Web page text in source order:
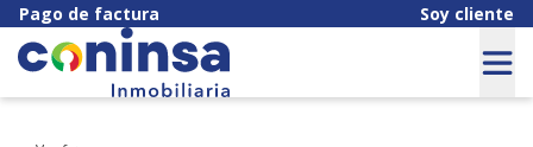
Pago de factura Soy cliente